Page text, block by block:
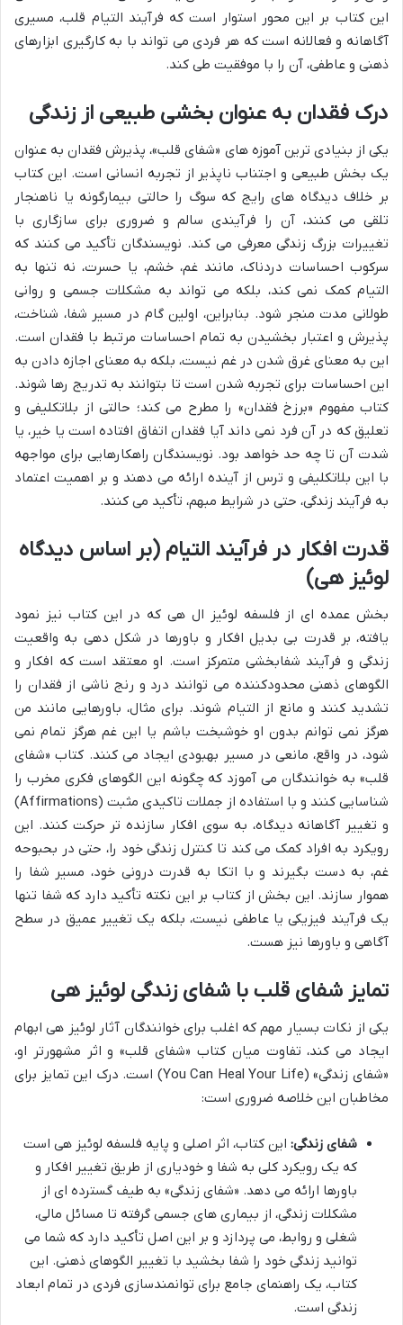
این کتاب بر این محور استوار است که فرآیند التیام قلب، مسیری
آگاهانه و فعالانه است که هر فردی می تواند با به کارگیری ابزارهای
ذهنی و عاطفی، آن را با موفقیت طی کند.
درک فقدان به عنوان بخشی طبیعی از زندگی
یکی از بنیادی ترین آموزه های «شفای قلب»، پذیرش فقدان به عنوان
یک بخش طبیعی و اجتناب ناپذیر از تجربه انسانی است. این کتاب
بر خلاف دیدگاه های رایج که سوگ را حالتی بیمارگونه یا ناهنجار
تلقی می کنند، آن را فرآیندی سالم و ضروری برای سازگاری با
تغییرات بزرگ زندگی معرفی می کند. نویسندگان تأکید می کنند که
سرکوب احساسات دردناک، مانند غم، خشم، یا حسرت، نه تنها به
التیام کمک نمی کند، بلکه می تواند به مشکلات جسمی و روانی
طولانی مدت منجر شود. بنابراین، اولین گام در مسیر شفا، شناخت،
پذیرش و اعتبار بخشیدن به تمام احساسات مرتبط با فقدان است.
این به معنای غرق شدن در غم نیست، بلکه به معنای اجازه دادن به
این احساسات برای تجربه شدن است تا بتوانند به تدریج رها شوند.
کتاب مفهوم «برزخ فقدان» را مطرح می کند؛ حالتی از بلاتکلیفی و
تعلیق که در آن فرد نمی داند آیا فقدان اتفاق افتاده است یا خیر، یا
شدت آن تا چه حد خواهد بود. نویسندگان راهکارهایی برای مواجهه
با این بلاتکلیفی و ترس از آینده ارائه می دهند و بر اهمیت اعتماد
به فرآیند زندگی، حتی در شرایط مبهم، تأکید می کنند.
قدرت افکار در فرآیند التیام (بر اساس دیدگاه
لوئیز هی)
بخش عمده ای از فلسفه لوئیز ال هی که در این کتاب نیز نمود
یافته، بر قدرت بی بدیل افکار و باورها در شکل دهی به واقعیت
زندگی و فرآیند شفابخشی متمرکز است. او معتقد است که افکار و
الگوهای ذهنی محدودکننده می توانند درد و رنج ناشی از فقدان را
تشدید کنند و مانع از التیام شوند. برای مثال، باورهایی مانند من
هرگز نمی توانم بدون او خوشبخت باشم یا این غم هرگز تمام نمی
شود، در واقع، مانعی در مسیر بهبودی ایجاد می کنند. کتاب «شفای
قلب» به خوانندگان می آموزد که چگونه این الگوهای فکری مخرب را
شناسایی کنند و با استفاده از جملات تاکیدی مثبت (Affirmations)
و تغییر آگاهانه دیدگاه، به سوی افکار سازنده تر حرکت کنند. این
رویکرد به افراد کمک می کند تا کنترل زندگی خود را، حتی در بحبوحه
غم، به دست بگیرند و با اتکا به قدرت درونی خود، مسیر شفا را
هموار سازند. این بخش از کتاب بر این نکته تأکید دارد که شفا تنها
یک فرآیند فیزیکی یا عاطفی نیست، بلکه یک تغییر عمیق در سطح
آگاهی و باورها نیز هست.
تمایز شفای قلب با شفای زندگی لوئیز هی
یکی از نکات بسیار مهم که اغلب برای خوانندگان آثار لوئیز هی ابهام
ایجاد می کند، تفاوت میان کتاب «شفای قلب» و اثر مشهورتر او،
«شفای زندگی» (You Can Heal Your Life) است. درک این تمایز برای
مخاطبان این خلاصه ضروری است:
شفای زندگی: این کتاب، اثر اصلی و پایه فلسفه لوئیز هی است
که یک رویکرد کلی به شفا و خودیاری از طریق تغییر افکار و
باورها ارائه می دهد. «شفای زندگی» به طیف گسترده ای از
مشکلات زندگی، از بیماری های جسمی گرفته تا مسائل مالی،
شغلی و روابط، می پردازد و بر این اصل تأکید دارد که شما می
توانید زندگی خود را شفا بخشید با تغییر الگوهای ذهنی. این
کتاب، یک راهنمای جامع برای توانمندسازی فردی در تمام ابعاد
زندگی است.